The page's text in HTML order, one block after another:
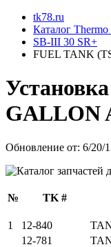
tk78.ru
Каталог
SB-III 30 SR+
FUEL TANK
GALLON
Обновление от: 6/20/
№ TK #
1
12-840
12-781